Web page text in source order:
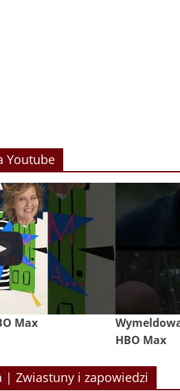
Youtube
Max
HBO Max
| Zwiastuny i zapowiedzi